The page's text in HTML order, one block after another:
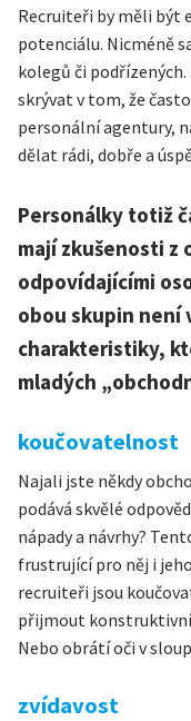
Recruiteři by měli být
potenciálu. Nicméně
kolegů či
skrývat v tom, že
personální agentury,
dělat rádi, dobře a
Personálky totiž
mají zkušenosti z
odpovídajícími
obou skupin není
charakteristiky,
mladých
koučovatelnost
Najali jste někdy
podává skvělé
nápady a návrhy?
frustrující pro něj i
recruiteři jsou
přijmout konstruktivní
Nebo obrátí oči v
zvídavost